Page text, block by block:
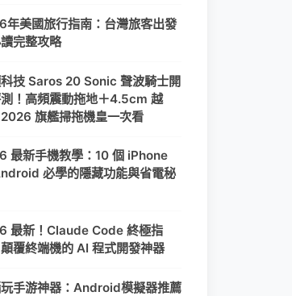
年美國旅行指南：台灣旅客出發
完整攻略
技 Saros 20 Sonic 聲波騎士開
！高頻震動拖地＋4.5cm 越
旗艦掃拖機皇一次看
最新手機教學：10 個 iPhone
必學的隱藏功能與省電秘
最新！Claude Code 終極指
覆終端機的 AI 程式開發神器
手游神器：Android模擬器推薦